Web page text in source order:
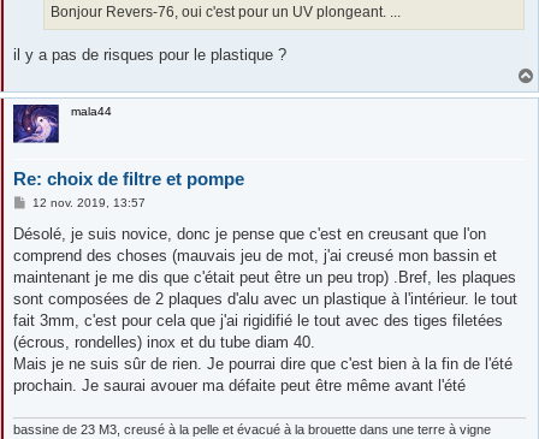
Bonjour Revers-76, oui c'est pour un UV plongeant. ...
il y a pas de risques pour le plastique ?
mala44
Re: choix de filtre et pompe
M
s
a
g
12 nov. 2019, 13:57
Désolé, je suis novice, donc je pense que c'est en creusant que l'on
comprend des choses (mauvais jeu de mot, j'ai creusé mon bassin et
maintenant je me dis que c'était peut être un peu trop) .Bref, les plaques
sont composées de 2 plaques d'alu avec un plastique à l'intérieur. le tout
fait 3mm, c'est pour cela que j'ai rigidifié le tout avec des tiges filetées
(écrous, rondelles) inox et du tube diam 40.
Mais je ne suis sûr de rien. Je pourrai dire que c'est bien à la fin de l'été
prochain. Je saurai avouer ma défaite peut être même avant l'été
bassine de 23 M3, creusé à la pelle et évacué à la brouette dans une terre à vigne